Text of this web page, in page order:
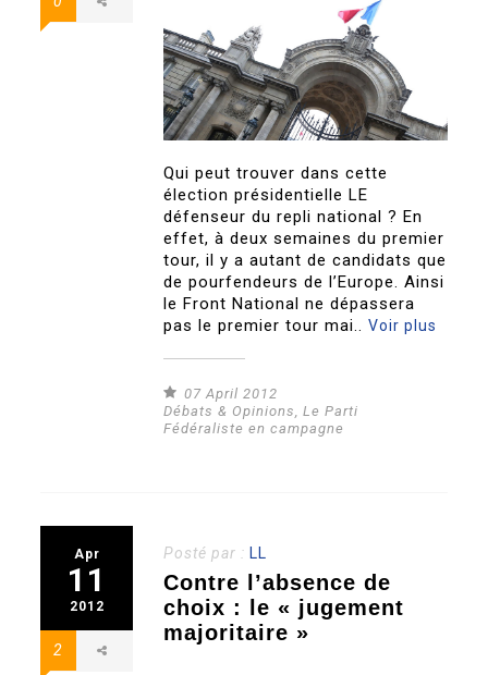
Qui peut trouver dans cette
élection présidentielle LE
défenseur du repli national ? En
effet, à deux semaines du premier
tour, il y a autant de candidats que
de pourfendeurs de l’Europe. Ainsi
le Front National ne dépassera
pas le premier tour mai..Voir plus
07 April 2012
Débats & Opinions ,Le Parti
Fédéraliste en campagne
Apr
11
2012
2
Posté par : LL
Contre l’absence de
choix : le « jugement
majoritaire »